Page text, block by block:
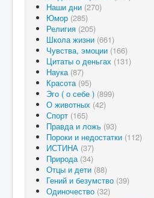
Наши дни (270)
Юмор (285)
Религия (205)
Школа жизни (661)
Чувства, эмоции (166)
Цитаты о деньгах (131)
Наука (87)
Красота (95)
Эго ( о себе ) (899)
О животных (42)
Спорт (165)
Правда и ложь (93)
Пороки и недостатки (112)
ИСТИНА (37)
Природа (34)
Отцы и дети (88)
Гений и безумство (39)
Одиночество (32)